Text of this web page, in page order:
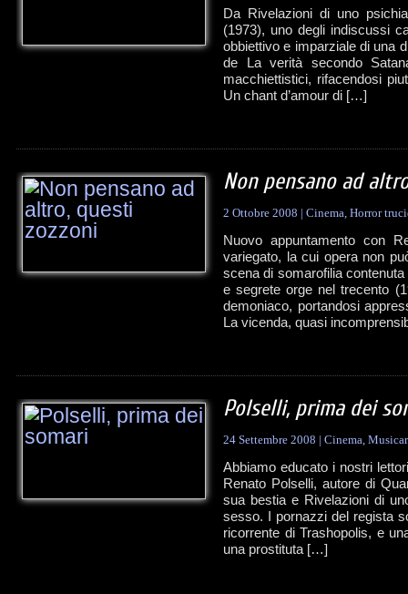
Da Rivelazioni di uno
(1973), uno degli indiscussi
obbiettivo e imparziale di una
de La verità secondo
macchiettistici, rifacendosi
Un chant d’amour di […]
Non pensano ad
2 Ottobre 2008 | Cinema, Horror
Nuovo appuntamento con
variegato, la cui opera non
scena di somarofilia
e segrete orge nel trecento
demoniaco, portandosi
La vicenda, quasi
Polselli, prima dei
24 Settembre 2008 | Cinema,
Abbiamo educato i nostri
Renato Polselli, autore di
sua bestia e Rivelazioni di
sesso. I pornazzi del regista
ricorrente di Trashopolis, e
una prostituta […]